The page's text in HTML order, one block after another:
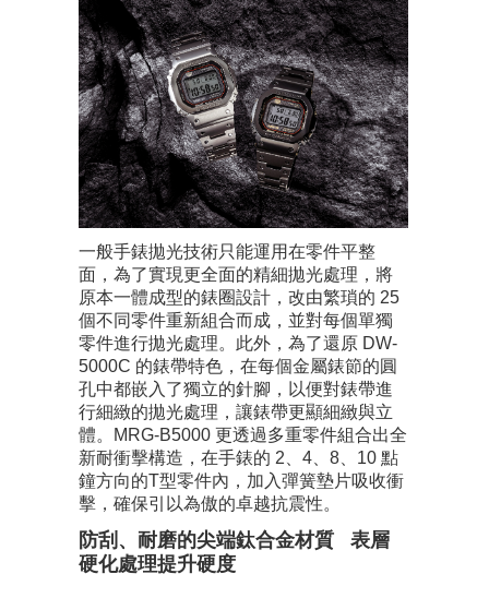
一般手錶拋光技術只能運用在零件平整
面，為了實現更全面的精細拋光處理，將
原本一體成型的錶圈設計，改由繁瑣的 25
個不同零件重新組合而成，並對每個單獨
零件進行拋光處理。此外，為了還原 DW-
5000C 的錶帶特色，在每個金屬錶節的圓
孔中都嵌入了獨立的針腳，以便對錶帶進
行細緻的拋光處理，讓錶帶更顯細緻與立
體。MRG-B5000 更透過多重零件組合出全
新耐衝擊構造，在手錶的 2、4、8、10 點
鐘方向的T型零件內，加入彈簧墊片吸收衝
擊，確保引以為傲的卓越抗震性。
防刮、耐磨的尖端鈦合金材質 表層
硬化處理提升硬度